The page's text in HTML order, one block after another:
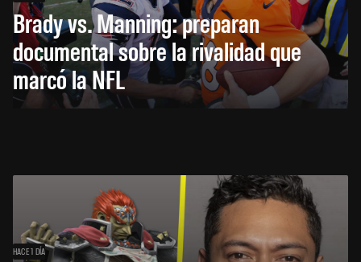
Brady vs. Manning: preparan
documental sobre la rivalidad que
marcó la NFL
HACE 1 DÍA